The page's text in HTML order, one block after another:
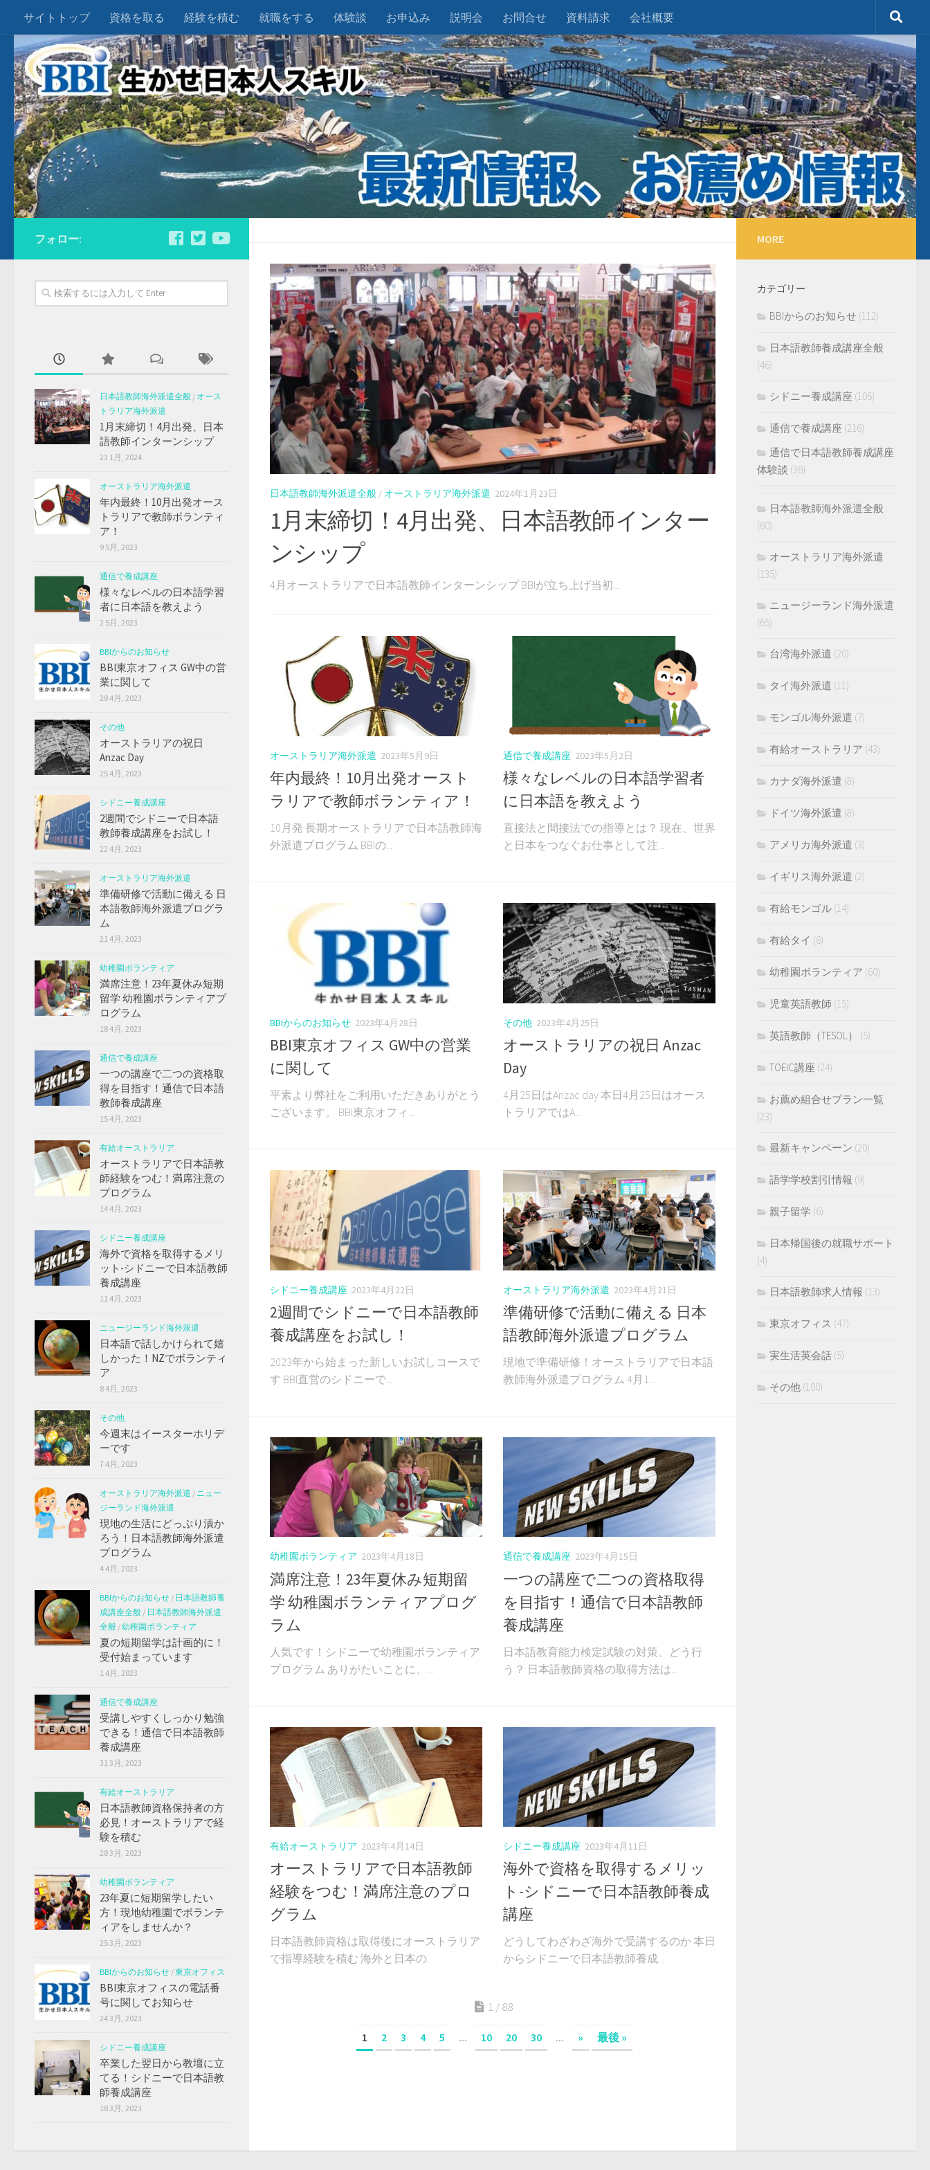
サイトトップ 資格を取る 経験を積む 就職をする 体験談 お申込み 説明会 お問合せ 資料請求 会社概要
日本語教師海外派遣全般 / オーストラリア海外派遣 2024年1月23日
1月末締切！4月出発、日本語教師インター
ンシップ
4月オーストラリアで日本語教師インターンシップ BBIが立ち上げ当初...
オーストラリア海外派遣 2023年5月9日
年内最終！10月出発オースト
ラリアで教師ボランティア！
10月発 長期オーストラリアで日本語教師海
外派遣プログラム BBIの...
通信で養成講座 2023年5月2日
様々なレベルの日本語学習者
に日本語を教えよう
直接法と間接法での指導とは？ 現在、世界
と日本をつなぐお仕事として注...
BBIからのお知らせ 2023年4月28日
BBI東京オフィス GW中の営業
に関して
平素より弊社をご利用いただきありがとう
ございます。 BBI東京オフィ...
その他 2023年4月25日
オーストラリアの祝日 Anzac
Day
4月25日はAnzac day 本日4月25日はオース
トラリアではA...
シドニー養成講座 2023年4月22日
2週間でシドニーで日本語教師
養成講座をお試し！
2023年から始まった新しいお試しコースで
す BBI直営のシドニーで...
オーストラリア海外派遣 2023年4月21日
準備研修で活動に備える 日本
語教師海外派遣プログラム
現地で準備研修！オーストラリアで日本語
教師海外派遣プログラム 4月1...
幼稚園ボランティア 2023年4月18日
満席注意！23年夏休み短期留
学 幼稚園ボランティアプログ
ラム
人気です！シドニーで幼稚園ボランティア
プログラム ありがたいことに、...
通信で養成講座 2023年4月15日
一つの講座で二つの資格取得
を目指す！通信で日本語教師
養成講座
日本語教育能力検定試験の対策、どう行
う？ 日本語教師資格の取得方法は...
有給オーストラリア 2023年4月14日
オーストラリアで日本語教師
経験をつむ！満席注意のプロ
グラム
日本語教師資格は取得後にオーストラリア
で指導経験を積む 海外と日本の...
シドニー養成講座 2023年4月11日
海外で資格を取得するメリッ
ト-シドニーで日本語教師養成
講座
どうしてわざわざ海外で受講するのか 本日
からシドニーで日本語教師養成...
1 / 88
1 2 3 4 5 ... 10 20 30 ... » 最後 »
フォロー:
日本語教師海外派遣全般 / オース
トラリア海外派遣
1月末締切！4月出発、日本
語教師インターンシップ
23 1月, 2024
オーストラリア海外派遣
年内最終！10月出発オース
トラリアで教師ボランティ
ア！
9 5月, 2023
通信で養成講座
様々なレベルの日本語学習
者に日本語を教えよう
2 5月, 2023
BBIからのお知らせ
BBI東京オフィス GW中の営
業に関して
28 4月, 2023
その他
オーストラリアの祝日
Anzac Day
25 4月, 2023
シドニー養成講座
2週間でシドニーで日本語
教師養成講座をお試し！
22 4月, 2023
オーストラリア海外派遣
準備研修で活動に備える 日
本語教師海外派遣プログラ
ム
21 4月, 2023
幼稚園ボランティア
満席注意！23年夏休み短期
留学 幼稚園ボランティアプ
ログラム
18 4月, 2023
通信で養成講座
一つの講座で二つの資格取
得を目指す！通信で日本語
教師養成講座
15 4月, 2023
有給オーストラリア
オーストラリアで日本語教
師経験をつむ！満席注意の
プログラム
14 4月, 2023
シドニー養成講座
海外で資格を取得するメリ
ット-シドニーで日本語教師
養成講座
11 4月, 2023
ニュージーランド海外派遣
日本語で話しかけられて嬉
しかった！NZでボランティ
ア
8 4月, 2023
その他
今週末はイースターホリデ
ーです
7 4月, 2023
オーストラリア海外派遣 / ニュー
ジーランド海外派遣
現地の生活にどっぷり漬か
ろう！日本語教師海外派遣
プログラム
4 4月, 2023
BBIからのお知らせ / 日本語教師養
成講座全般 / 日本語教師海外派遣
全般 /幼稚園ボランティア
夏の短期留学は計画的に！
受付始まっています
1 4月, 2023
通信で養成講座
受講しやすくしっかり勉強
できる！通信で日本語教師
養成講座
31 3月, 2023
有給オーストラリア
日本語教師資格保持者の方
必見！オーストラリアで経
験を積む
28 3月, 2023
幼稚園ボランティア
23年夏に短期留学したい
方！現地幼稚園でボランテ
ィアをしませんか？
25 3月, 2023
BBIからのお知らせ /東京オフィス
BBI東京オフィスの電話番
号に関してお知らせ
24 3月, 2023
シドニー養成講座
卒業した翌日から教壇に立
てる！シドニーで日本語教
師養成講座
18 3月, 2023
MORE
カテゴリー
BBIからのお知らせ (112)
日本語教師養成講座全般
(46)
シドニー養成講座 (106)
通信で養成講座 (216)
通信で日本語教師養成講座
体験談 (36)
日本語教師海外派遣全般
(60)
オーストラリア海外派遣
(135)
ニュージーランド海外派遣
(65)
台湾海外派遣 (20)
タイ海外派遣 (11)
モンゴル海外派遣 (7)
有給オーストラリア (43)
カナダ海外派遣 (8)
ドイツ海外派遣 (8)
アメリカ海外派遣 (3)
イギリス海外派遣 (2)
有給モンゴル (14)
有給タイ (6)
幼稚園ボランティア (60)
児童英語教師 (15)
英語教師（TESOL） (5)
TOEIC講座 (24)
お薦め組合せプラン一覧
(23)
最新キャンペーン (20)
語学学校割引情報 (9)
親子留学 (6)
日本帰国後の就職サポート
(4)
日本語教師求人情報 (13)
東京オフィス (47)
実生活英会話 (5)
その他 (100)